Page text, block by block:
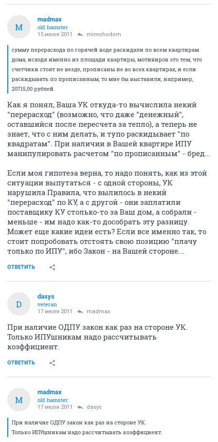
M
madmax
old hamster
15 июля 2011 mimohodom
сумму перерасхода по горячей воде раскидали по всем квартирам
дома, исходя именно из площади квартиры, мотивиров это тем, что
счетчики стоят не везде, прописаны не во всех квартирах, и если
раскидывать по прописанным, то мне бы выставили, например,
20715,00 рублей.
Как я понял, Ваша УК откуда-то вычислила некий
"перерасход" (возможно, что даже "денежный",
оставшийся после пересчета за тепло), а теперь не
знает, что с ним делать, и тупо раскидывает "по
квадратам". При наличии в Вашей квартире ИПУ
манипулировать расчетом "по прописанным" - бред...
Если моя гипотеза верна, то надо понять, как из этой
ситуации выпутаться - с одной стороны, УК
нарушила Правила, что вылилось в некий
"перерасход" по КУ, а с другой - они заплатили
поставщику КУ столько-то за Ваш дом, а собрали -
меньше - им надо как-то дособрать эту разницу.
Может еще какие идеи есть? Если все именно так, то
стоит попробовать отстоять свою позицию "плачу
только по ИПУ", ибо Закон - на Вашей стороне...
ОТВЕТИТЬ
D
dasys
veteran
17 июля 2011 madmax
При наличие ОДПУ закон как раз на стороне УК.
Только ИПУшникам надо рассчитывать
коэффициент.
ОТВЕТИТЬ
M
madmax
old hamster
17 июля 2011 dasys
При наличие ОДПУ закон как раз на стороне УК.
Только ИПУшникам надо рассчитывать коэффициент.